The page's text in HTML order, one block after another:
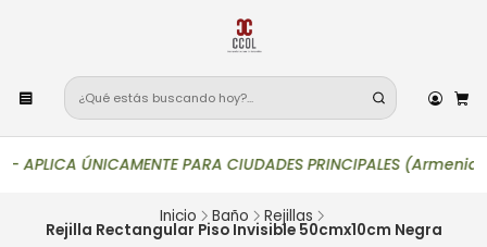
APLICA ÚNICAMENTE PARA CIUDADES PRINCIPALES
Inicio Baño Rejillas
Rejilla Rectangular Piso Invisible 50cmx10cm Negra